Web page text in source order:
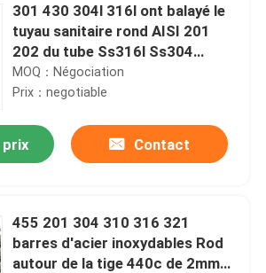
301 430 304l 316l ont balayé le
tuyau sanitaire rond AISI 201
202 du tube Ss316l Ss304
solides solubles d'acier
inoxydable
MOQ：Négociation
Prix：negotiable
prix Contact
455 201 304 310 316 321
barres d'acier inoxydables Rod
autour de la tige 440c de 2mm